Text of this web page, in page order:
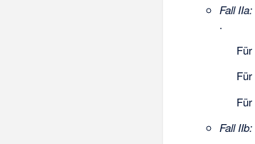
Fall IIa:
.
Für
Für
Für
Fall IIb: